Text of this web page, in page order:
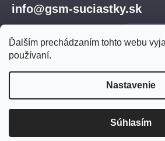
Ďalším prechádzaním tohto webu
používaní.
Nastavenie
Súhlasím
info@gsm-suciastky.sk
GSM súčiastky
vyhradené.Upraviť